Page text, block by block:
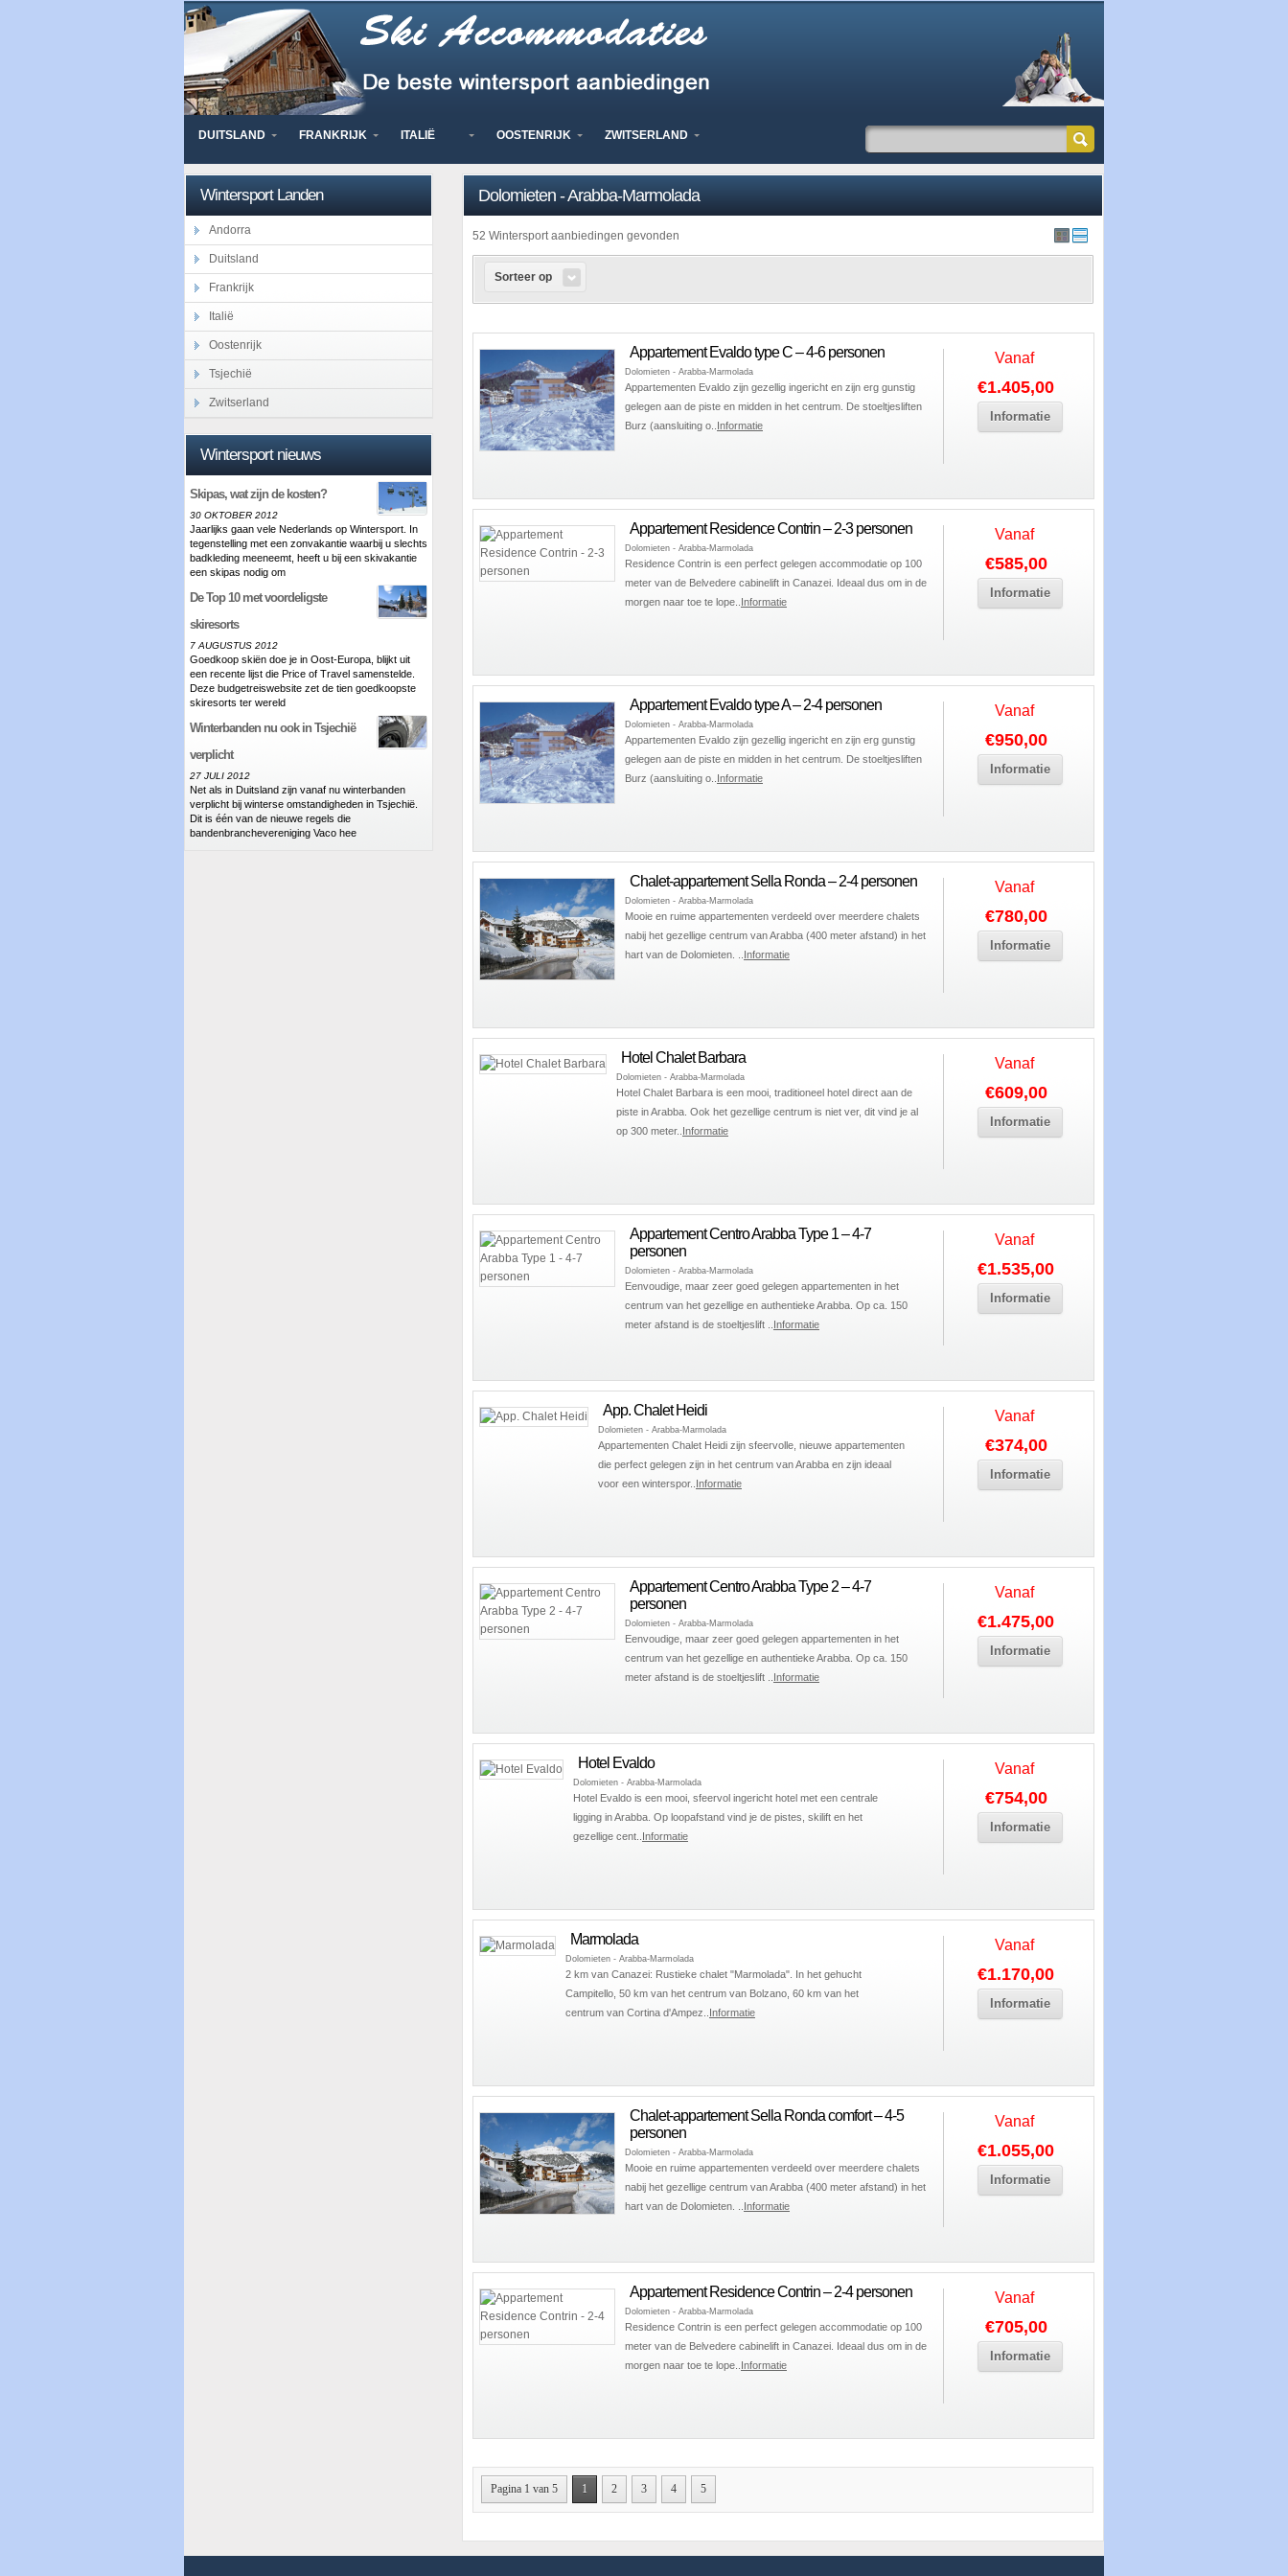
DUITSLAND FRANKRIJK ITALIË OOSTENRIJK ZWITSERLAND
Wintersport Landen
Andorra
Duitsland
Frankrijk
Italië
Oostenrijk
Tsjechië
Zwitserland
Wintersport nieuws
Skipas, wat zijn de kosten?
30 OKTOBER 2012
Jaarlijks gaan vele Nederlands op Wintersport. In
tegenstelling met een zonvakantie waarbij u slechts
badkleding meeneemt, heeft u bij een skivakantie
een skipas nodig om
De Top 10 met voordeligste
skiresorts
7 AUGUSTUS 2012
Goedkoop skiën doe je in Oost-Europa, blijkt uit
een recente lijst die Price of Travel samenstelde.
Deze budgetreiswebsite zet de tien goedkoopste
skiresorts ter wereld
Winterbanden nu ook in Tsjechië
verplicht
27 JULI 2012
Net als in Duitsland zijn vanaf nu winterbanden
verplicht bij winterse omstandigheden in Tsjechië.
Dit is één van de nieuwe regels die
bandenbranchevereniging Vaco hee
Dolomieten - Arabba-Marmolada
52 Wintersport aanbiedingen gevonden
Sorteer op
Vanaf
€1.405,00
Informatie
Appartement Evaldo type C – 4-6 personen
Dolomieten - Arabba-Marmolada
Appartementen Evaldo zijn gezellig ingericht en zijn erg gunstig
gelegen aan de piste en midden in het centrum. De stoeltjesliften
Burz (aansluiting o.. Informatie
Vanaf
€585,00
Informatie
Appartement Residence Contrin – 2-3 personen
Dolomieten - Arabba-Marmolada
Residence Contrin is een perfect gelegen accommodatie op 100
meter van de Belvedere cabinelift in Canazei. Ideaal dus om in de
morgen naar toe te lope.. Informatie
Vanaf
€950,00
Informatie
Appartement Evaldo type A – 2-4 personen
Dolomieten - Arabba-Marmolada
Appartementen Evaldo zijn gezellig ingericht en zijn erg gunstig
gelegen aan de piste en midden in het centrum. De stoeltjesliften
Burz (aansluiting o.. Informatie
Vanaf
€780,00
Informatie
Chalet-appartement Sella Ronda – 2-4 personen
Dolomieten - Arabba-Marmolada
Mooie en ruime appartementen verdeeld over meerdere chalets
nabij het gezellige centrum van Arabba (400 meter afstand) in het
hart van de Dolomieten. .. Informatie
Vanaf
€609,00
Informatie
Hotel Chalet Barbara
Dolomieten - Arabba-Marmolada
Hotel Chalet Barbara is een mooi, traditioneel hotel direct aan de
piste in Arabba. Ook het gezellige centrum is niet ver, dit vind je al
op 300 meter.. Informatie
Vanaf
€1.535,00
Informatie
Appartement Centro Arabba Type 1 – 4-7
personen
Dolomieten - Arabba-Marmolada
Eenvoudige, maar zeer goed gelegen appartementen in het
centrum van het gezellige en authentieke Arabba. Op ca. 150
meter afstand is de stoeltjeslift .. Informatie
Vanaf
€374,00
Informatie
App. Chalet Heidi
Dolomieten - Arabba-Marmolada
Appartementen Chalet Heidi zijn sfeervolle, nieuwe appartementen
die perfect gelegen zijn in het centrum van Arabba en zijn ideaal
voor een winterspor.. Informatie
Vanaf
€1.475,00
Informatie
Appartement Centro Arabba Type 2 – 4-7
personen
Dolomieten - Arabba-Marmolada
Eenvoudige, maar zeer goed gelegen appartementen in het
centrum van het gezellige en authentieke Arabba. Op ca. 150
meter afstand is de stoeltjeslift .. Informatie
Vanaf
€754,00
Informatie
Hotel Evaldo
Dolomieten - Arabba-Marmolada
Hotel Evaldo is een mooi, sfeervol ingericht hotel met een centrale
ligging in Arabba. Op loopafstand vind je de pistes, skilift en het
gezellige cent.. Informatie
Vanaf
€1.170,00
Informatie
Marmolada
Dolomieten - Arabba-Marmolada
2 km van Canazei: Rustieke chalet "Marmolada". In het gehucht
Campitello, 50 km van het centrum van Bolzano, 60 km van het
centrum van Cortina d'Ampez.. Informatie
Vanaf
€1.055,00
Informatie
Chalet-appartement Sella Ronda comfort – 4-5
personen
Dolomieten - Arabba-Marmolada
Mooie en ruime appartementen verdeeld over meerdere chalets
nabij het gezellige centrum van Arabba (400 meter afstand) in het
hart van de Dolomieten. .. Informatie
Vanaf
€705,00
Informatie
Appartement Residence Contrin – 2-4 personen
Dolomieten - Arabba-Marmolada
Residence Contrin is een perfect gelegen accommodatie op 100
meter van de Belvedere cabinelift in Canazei. Ideaal dus om in de
morgen naar toe te lope.. Informatie
Pagina 1 van 5 1 2 3 4 5